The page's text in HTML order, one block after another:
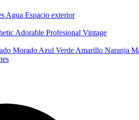
Agua Espacio exterior
Adorable Profesional Vintage
Morado Azul Verde Amarillo Naranja